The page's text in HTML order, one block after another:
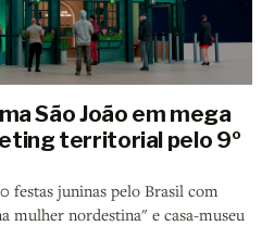
São João em mega
territorial pelo 9º
festas juninas pelo Brasil com
mulher nordestina" e casa-museu